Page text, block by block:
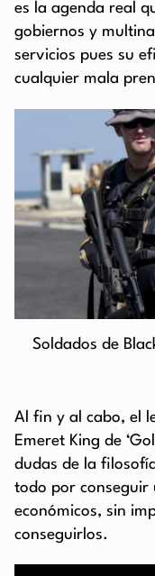
es la agenda real
gobiernos y
servicios pues su
cualquier mala
Soldados de
Al fin y al cabo, el
Emeret King de
dudas de la
todo por conseguir
económicos, sin
conseguirlos.